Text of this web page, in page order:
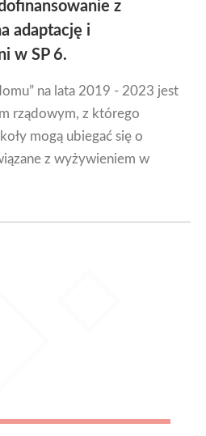
z
adaptację i
w SP 6.
na lata 2019 - 2023 jest
rządowym, z którego
mogą ubiegać się o
z wyżywieniem w